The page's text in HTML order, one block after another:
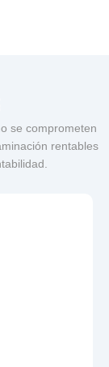
se comprometen
rentables